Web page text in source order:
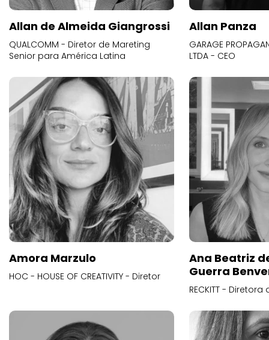
Allan de Almeida Giangrossi
QUALCOMM - Diretor de Mareting
Senior para América Latina
Allan Panza
GARAGE
LTDA - CEO
Amora Marzulo
HOC - HOUSE OF CREATIVITY - Diretor
Ana Beatriz
Guerra
RECKITT -